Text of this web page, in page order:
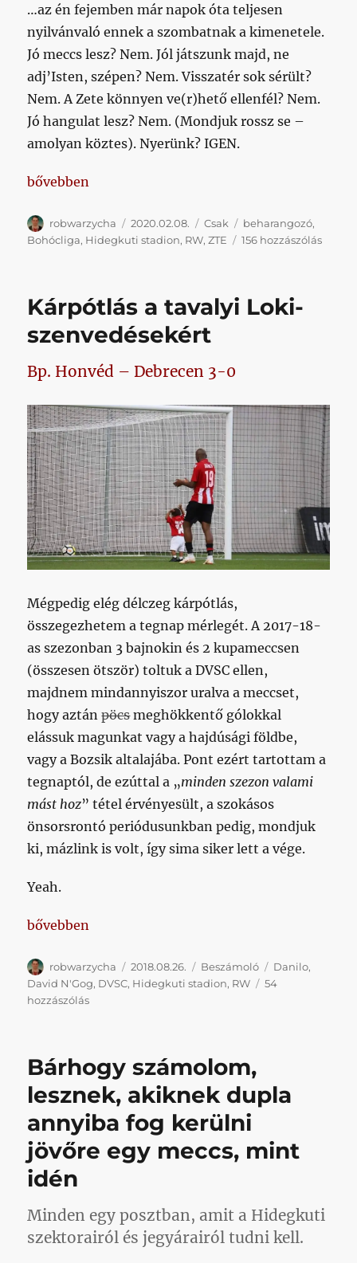
…az én fejemben már napok óta teljesen
nyilvánvaló ennek a szombatnak a kimenetele.
Jó meccs lesz? Nem. Jól játszunk majd, ne
adj’Isten, szépen? Nem. Visszatér sok sérült?
Nem. A Zete könnyen ve(r)hető ellenfél? Nem.
Jó hangulat lesz? Nem. (Mondjuk rossz se –
amolyan köztes). Nyerünk? IGEN.
„Tippelgetés és hosszas beharangozás helyett”
bővebben
Szerző
robwarzycha Közzétéve
2020.02.08. Kategória
Csak Címke
beharangozó,
Bohócliga, Hidegkuti stadion, RW,ZTE 156 hozzászólás
Kárpótlás a tavalyi Loki-
szenvedésekért
Bp. Honvéd – Debrecen 3-0
Mégpedig elég délczeg kárpótlás,
összegezhetem a tegnap mérlegét. A 2017-18-
as szezonban 3 bajnokin és 2 kupameccsen
(összesen ötször) toltuk a DVSC ellen,
majdnem mindannyiszor uralva a meccset,
hogy aztánpöcsmeghökkentő gólokkal
elássuk magunkat vagy a hajdúsági földbe,
vagy a Bozsik altalajába. Pont ezért tartottam a
tegnaptól, de ezúttal a „minden szezon valami
mást hoz” tétel érvényesült, a szokásos
önsorsrontó periódusunkban pedig, mondjuk
ki, mázlink is volt, így sima siker lett a vége.
Yeah.
„Kárpótlás a tavalyi Loki-szenvedésekért”
bővebben
Szerző
robwarzycha Közzétéve
2018.08.26. Kategória
Beszámoló Címke
Danilo,
David N'Gog, DVSC, Hidegkuti stadion, RW
54
hozzászólásKárpótlás
szenvedésekért
című
bejegyzéshez
Bárhogy számolom,
lesznek, akiknek dupla
annyiba fog kerülni
jövőre egy meccs, mint
idén
Minden egy posztban, amit a Hidegkuti
szektorairól és jegyárairól tudni kell.